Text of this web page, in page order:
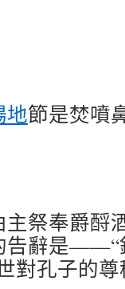
地節是焚噴
祭奉爵酹
告辭是——“
對孔子的